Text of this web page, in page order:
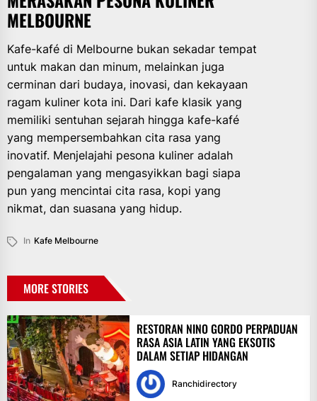
MELBOURNE
Kafe-kafé di Melbourne bukan sekadar tempat
untuk makan dan minum, melainkan juga
cerminan dari budaya, inovasi, dan kekayaan
ragam kuliner kota ini. Dari kafe klasik yang
memiliki sentuhan sejarah hingga kafe-kafé
yang mempersembahkan cita rasa yang
inovatif. Menjelajahi pesona kuliner adalah
pengalaman yang mengasyikkan bagi siapa
pun yang mencintai cita rasa, kopi yang
nikmat, dan suasana yang hidup.
In Kafe Melbourne
MORE STORIES
RESTORAN NINO GORDO PERPADUAN
RASA ASIA LATIN YANG EKSOTIS
DALAM SETIAP HIDANGAN
Ranchidirectory